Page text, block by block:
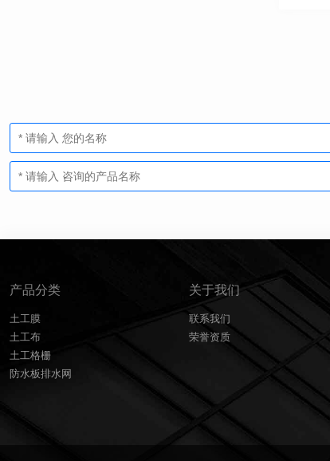
产品分类
土工膜
土工布
土工格栅
防水板排水网
关于我们
联系我们
荣誉资质